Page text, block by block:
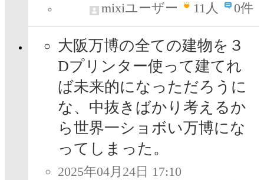
mixiユーザー
11人 0件
大阪万博の全ての建物を３
Dプリンター使って建てれ
ば未来的になっただろうに
な、中抜きばかり考えるか
ら世界一ショボい万博にな
ってしまった。
2025年04月24日 17:10